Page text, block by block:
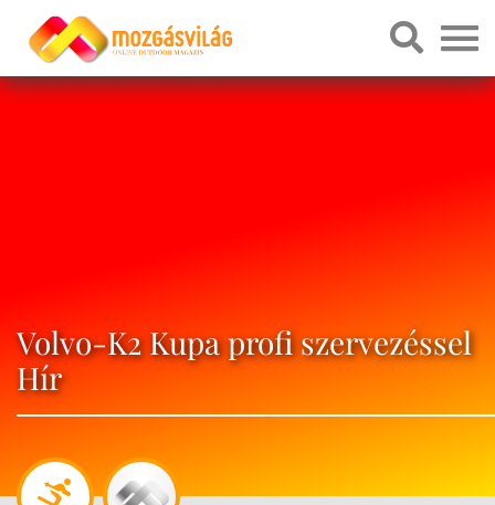
Volvo-K2 Kupa profi szervezéssel
Hír